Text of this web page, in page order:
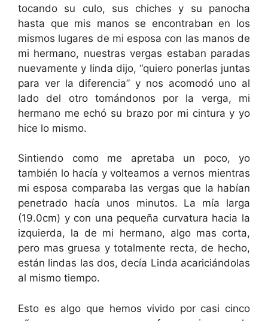
tocando su culo, sus chiches y su panocha
hasta que mis manos se encontraban en los
mismos lugares de mi esposa con las manos de
mi hermano, nuestras vergas estaban paradas
nuevamente y linda dijo, “quiero ponerlas juntas
para ver la diferencia” y nos acomodó uno al
lado del otro tomándonos por la verga, mi
hermano me echó su brazo por mi cintura y yo
hice lo mismo.
Sintiendo como me apretaba un poco, yo
también lo hacía y volteamos a vernos mientras
mi esposa comparaba las vergas que la habían
penetrado hacía unos minutos. La mía larga
(19.0cm) y con una pequeña curvatura hacia la
izquierda, la de mi hermano, algo mas corta,
pero mas gruesa y totalmente recta, de hecho,
están lindas las dos, decía Linda acariciándolas
al mismo tiempo.
Esto es algo que hemos vivido por casi cinco